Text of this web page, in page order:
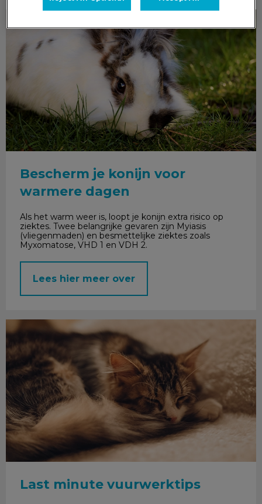
Bescherm je konijn voor warmere dagen
Bescherm je konijn voor
warmere dagen
Als het warm weer is, loopt je konijn extra risico op
ziektes. Twee belangrijke gevaren zijn Myiasis
(vliegenmaden) en besmettelijke ziektes zoals
Myxomatose, VHD 1 en VDH 2.
Lees hier meer over
Last minute vuurwerktips
Last minute vuurwerktips